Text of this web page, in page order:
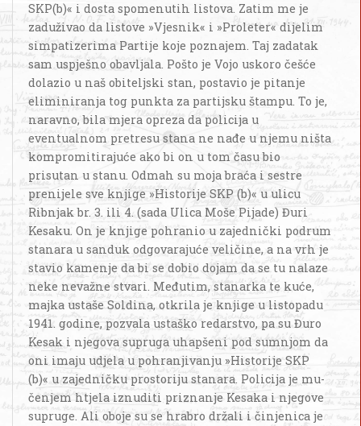
SKP(b)« i dosta spomenutih listova. Zatim me je
zaduživao da listove »Vjesnik« i »Proleter« dijelim
simpatizerima Partije koje poznajem. Taj zadatak
sam uspješno obavljala. Pošto je Vojo uskoro češće
dolazio u naš obiteljski stan, postavio je pitanje
eliminiranja tog punkta za partijsku štampu. To je,
naravno, bila mjera opreza da policija u
eventualnom pretresu stana ne nađe u njemu ništa
kompromitirajuće ako bi on u tom času bio
prisutan u stanu. Odmah su moja braća i sestre
prenijele sve knjige »Historije SKP (b)« u ulicu
Ribnjak br. 3. ili 4. (sada Ulica Moše Pijade) Đuri
Kesaku. On je knjige pohranio u zajednički podrum
stanara u sanduk odgovarajuće veličine, a na vrh je
stavio kamenje da bi se dobio dojam da se tu nalaze
neke nevažne stvari. Međutim, stanarka te kuće,
majka ustaše Soldina, otkrila je knjige u listopadu
1941. godine, pozvala ustaško redarstvo, pa su Đuro
Kesak i njegova supruga uhapšeni pod sumnjom da
oni imaju udjela u pohranjivanju »Historije SKP
(b)« u zajedničku prostoriju stanara. Policija je mu­
čenjem htjela iznuditi priznanje Kesaka i njegove
supruge. Ali oboje su se hrabro držali i činjenica je